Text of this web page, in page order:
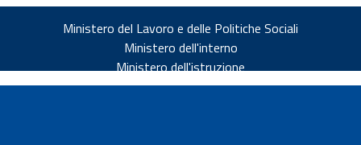
Ministero del Lavoro e delle Politiche Sociali
Ministero dell'interno
Ministero dell'istruzione